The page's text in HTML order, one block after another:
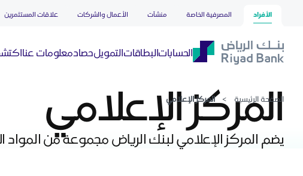
تخطي إلى المحتوى الرئيسي
المركز الإعلامي
الأفراد المصرفية الخاصة منشآت الأعمال والشركات علاقات المستثمرين
الحساباتالبطاقاتالتمويلحصادمعلومات عنا
الصفحة الرئيسية > المركز الإعلامي
المركز الإعلامي
يضم المركز الإعلامي لبنك الرياض مجموعة من المواد